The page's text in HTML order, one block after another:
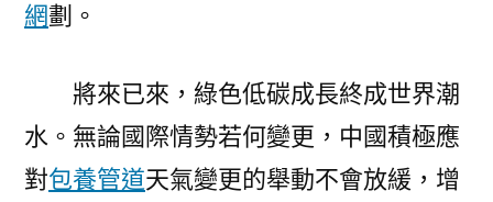
網劃。
將來已來，綠色低碳成長終成世界潮
水。無論國際情勢若何變更，中國積極應
對包養管道天氣變更的舉動不會放緩，增